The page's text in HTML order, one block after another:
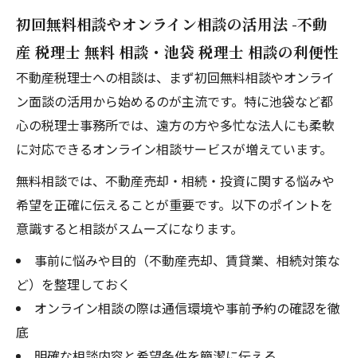
初回無料相談やオンライン相談の活用法 -不動
産 税理士 無料 相談・池袋 税理士 相談の利便性
不動産税理士への相談は、まず初回無料相談やオンライ
ン面談の活用から始めるのが主流です。特に池袋など都
心の税理士事務所では、遠方の方や多忙な法人にも柔軟
に対応できるオンライン相談サービスが増えています。
無料相談では、不動産売却・相続・投資に関する悩みや
希望を正確に伝えることが重要です。以下のポイントを
意識すると相談がスムーズになります。
事前に悩みや目的（不動産売却、賃貸業、相続対策な
ど）を整理しておく
オンライン相談の際は通信環境や事前予約の確認を徹
底